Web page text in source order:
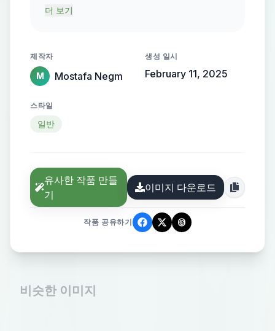
colors, prominently featuring elegant
documentary setting, showcasing
real-life events and factual
더 보기
제작자
M Mostafa Negm
생성 일시
February 11, 2025
스타일
일반
유사한 작품 만들
기
이미지 다운로드
작품 공유하기
비슷한 이미지